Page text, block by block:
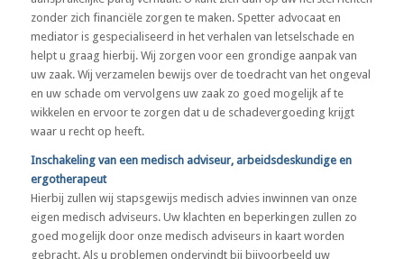
zonder zich financiële zorgen te maken. Spetter advocaat en
mediator is gespecialiseerd in het verhalen van letselschade en
helpt u graag hierbij. Wij zorgen voor een grondige aanpak van
uw zaak. Wij verzamelen bewijs over de toedracht van het ongeval
en uw schade om vervolgens uw zaak zo goed mogelijk af te
wikkelen en ervoor te zorgen dat u de schadevergoeding krijgt
waar u recht op heeft.
Inschakeling van een medisch adviseur, arbeidsdeskundige en
ergotherapeut
Hierbij zullen wij stapsgewijs medisch advies inwinnen van onze
eigen medisch adviseurs. Uw klachten en beperkingen zullen zo
goed mogelijk door onze medisch adviseurs in kaart worden
gebracht. Als u problemen ondervindt bij bijvoorbeeld uw